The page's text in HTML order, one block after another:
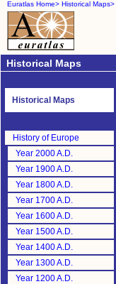
Euratlas Home> Historical Maps>
Historical Maps
Historical Maps
History of Europe
Year 2000 A.D.
Year 1900 A.D.
Year 1800 A.D.
Year 1700 A.D.
Year 1600 A.D.
Year 1500 A.D.
Year 1400 A.D.
Year 1300 A.D.
Year 1200 A.D.